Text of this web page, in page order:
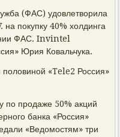
(ФАС) удовлетворила
покупку 40% холдинга
ФАС. Invintel
Юрия Ковальчука.
половиной «Tele2 Россия»
по продаже 50% акций
банка «Россия»
«Ведомостям» три